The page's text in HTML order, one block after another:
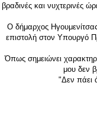
βραδινές και νυχτερινές
Ο δήμαρχος
επιστολή στον Υπουργό
Όπως σημειώνει
μου δεν
"Δεν πάει